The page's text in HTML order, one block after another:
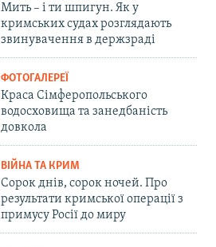
Мить – і ти шпигун. Як у
кримських судах розглядають
звинувачення в держзраді
ФОТОГАЛЕРЕЇ
Краса Сімферопольського
водосховища та занедбаність
довкола
ВІЙНА ТА КРИМ
Сорок днів, сорок ночей. Про
результати кримської операції з
примусу Росії до миру